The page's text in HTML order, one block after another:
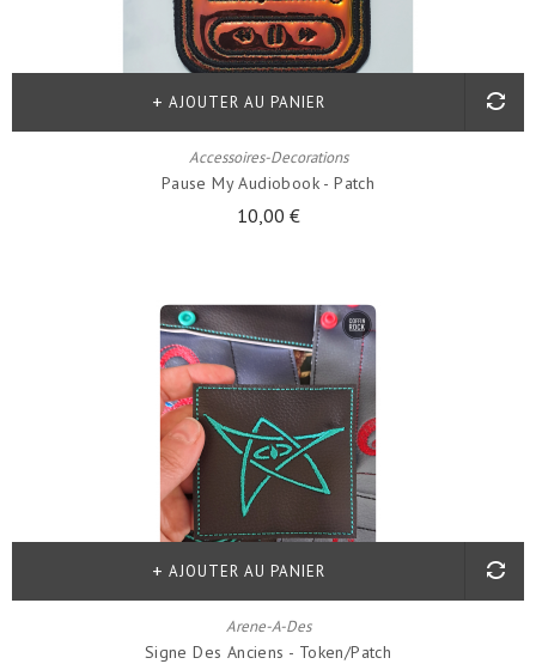
Accessoires-Decorations
Pause My Audiobook - Patch
10,00 €
AJOUTER AU PANIER
Arene-A-Des
Signe Des Anciens - Token/patch
AJOUTER AU PANIER